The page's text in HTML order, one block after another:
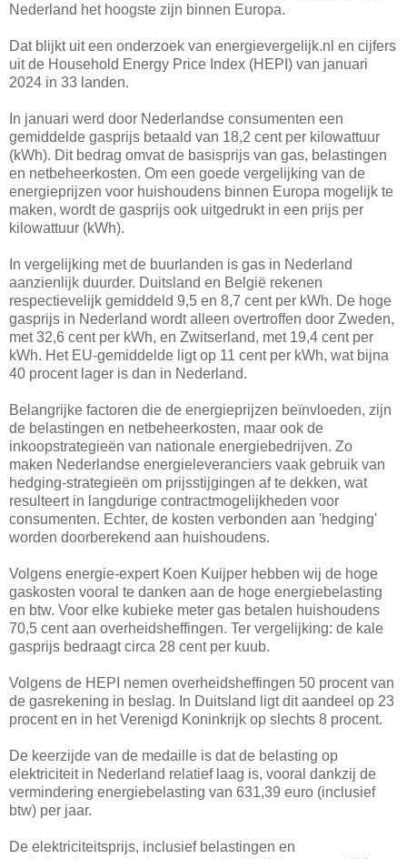
Nederland het hoogste zijn binnen Europa.
Dat blijkt uit een onderzoek van energievergelijk.nl en cijfers
uit de Household Energy Price Index (HEPI) van januari
2024 in 33 landen.
In januari werd door Nederlandse consumenten een
gemiddelde gasprijs betaald van 18,2 cent per kilowattuur
(kWh). Dit bedrag omvat de basisprijs van gas, belastingen
en netbeheerkosten. Om een goede vergelijking van de
energieprijzen voor huishoudens binnen Europa mogelijk te
maken, wordt de gasprijs ook uitgedrukt in een prijs per
kilowattuur (kWh).
In vergelijking met de buurlanden is gas in Nederland
aanzienlijk duurder. Duitsland en België rekenen
respectievelijk gemiddeld 9,5 en 8,7 cent per kWh. De hoge
gasprijs in Nederland wordt alleen overtroffen door Zweden,
met 32,6 cent per kWh, en Zwitserland, met 19,4 cent per
kWh. Het EU-gemiddelde ligt op 11 cent per kWh, wat bijna
40 procent lager is dan in Nederland.
Belangrijke factoren die de energieprijzen beïnvloeden, zijn
de belastingen en netbeheerkosten, maar ook de
inkoopstrategieën van nationale energiebedrijven. Zo
maken Nederlandse energieleveranciers vaak gebruik van
hedging-strategieën om prijsstijgingen af te dekken, wat
resulteert in langdurige contractmogelijkheden voor
consumenten. Echter, de kosten verbonden aan 'hedging'
worden doorberekend aan huishoudens.
Volgens energie-expert Koen Kuijper hebben wij de hoge
gaskosten vooral te danken aan de hoge energiebelasting
en btw. Voor elke kubieke meter gas betalen huishoudens
70,5 cent aan overheidsheffingen. Ter vergelijking: de kale
gasprijs bedraagt circa 28 cent per kuub.
Volgens de HEPI nemen overheidsheffingen 50 procent van
de gasrekening in beslag. In Duitsland ligt dit aandeel op 23
procent en in het Verenigd Koninkrijk op slechts 8 procent.
De keerzijde van de medaille is dat de belasting op
elektriciteit in Nederland relatief laag is, vooral dankzij de
vermindering energiebelasting van 631,39 euro (inclusief
btw) per jaar.
De elektriciteitsprijs, inclusief belastingen en